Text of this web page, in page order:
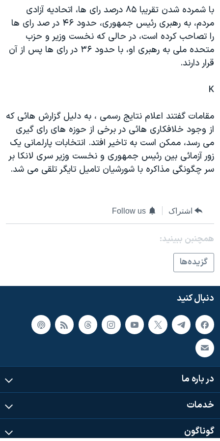
فرهنگ و زندگی
حقوق شهروندی
اقتصادی
علم و فناوری
آرشیو پخش زنده
مستندها
انتخابات ریاست جمهوری آمریکا ۲۰۲۴
حمله جمهوری اسلامی به اسرائیل
رمز مهسا
مجموعه مستندهای دادخواهی
تریبونال مردمی آبان ۹۸
دادگاه حمید نوری
چهل سال گروگان‌گیری
اسرائیل در جنگ
نرگس محمدی برنده جایزه نوبل صلح
همایش محافظه‌کاران آمریکا «سی‌پک»
سفر پرزیدنت ترامپ به چین
دنبال کنید
با شمرده شدن تقريبا ۸۵ درصد رای ها، اتحاديه آزادی
مردم، به رهبری رئيس جمهوری، حدود ۴۶ در صد رای ها
را تصاحب کرده است، در حالی که نخست وزير و حزب
متحده ملی به رهبری او، با حدود ۳۶ در رای ها پس از آن
قرار دارند.
K
مقامات گفتند اعلام نتايج رسمی ، به دليل گزارش هائی که
از وجود خلافکاری هائی در برخی از حوزه های رای گيری
می رسد، ممکن است به تاخير افتد. انتخابات پارلمانی يک
زور آزمائی بين رئيس جمهوری و نخست وزير سری لانکا بر
سر چگونگی مذاکره با شورشيان تاميل تايگر تلقی می شد.
اشتراک Follow us
همچنبن ببینید:
گزيده‌ها
دنبال کنید
در باره ما
خدمات
گوناگون